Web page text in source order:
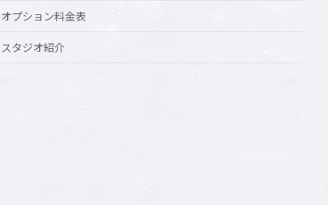
オプション料金表
スタジオ紹介